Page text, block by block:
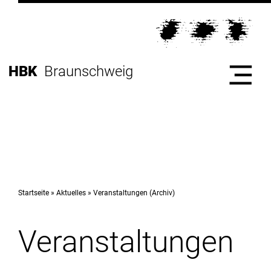
Inhalt
zur
Direkt
HBK Braunschweig
Hochschule
Studium
Startseite Aktuelles Veranstaltungen (Archiv)
Veranstaltungen